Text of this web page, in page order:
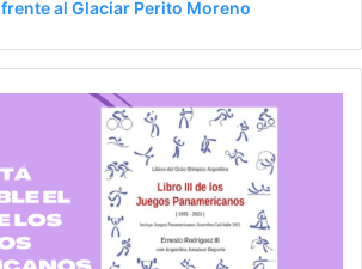
frente al Glaciar Perito Moreno